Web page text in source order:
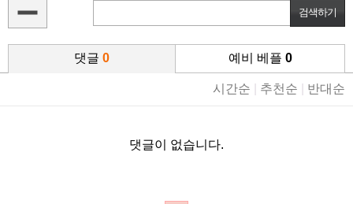
댓글 0 예비 베플 0
시간순 추천순 반대순
댓글이 없습니다.